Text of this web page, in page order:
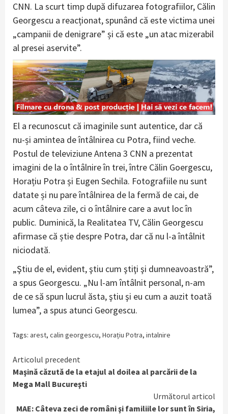
CNN. La scurt timp după difuzarea fotografiilor, Călin
Georgescu a reacționat, spunând că este victima unei
„campanii de denigrare” și că este „un atac mizerabil
al presei aservite”.
El a recunoscut că imaginile sunt autentice, dar că
nu-și amintea de întâlnirea cu Potra, fiind veche.
Postul de televiziune Antena 3 CNN a prezentat
imagini de la o întâlnire în trei, între Călin Goergescu,
Horațiu Potra și Eugen Sechila. Fotografiile nu sunt
datate și nu pare întâlnirea de la fermă de cai, de
acum câteva zile, ci o întâlnire care a avut loc în
public. Duminică, la Realitatea TV, Călin Georgescu
afirmase că știe despre Potra, dar că nu l-a întâlnit
niciodată.
„Ştiu de el, evident, ştiu cum ştiţi şi dumneavoastră”,
a spus Georgescu. „Nu l-am întâlnit personal, n-am
de ce să spun lucrul ăsta, ştiu şi eu cum a auzit toată
lumea”, a spus atunci Georgescu.
Tags: arest, calin georgescu, Horațiu Potra, intalnire
Continue
Reading
Articolul precedent
Maşină căzută de la etajul al doilea al parcării de la
Mega Mall Bucureşti
Următorul articol
MAE: Câteva zeci de români şi familiile lor sunt în Siria,